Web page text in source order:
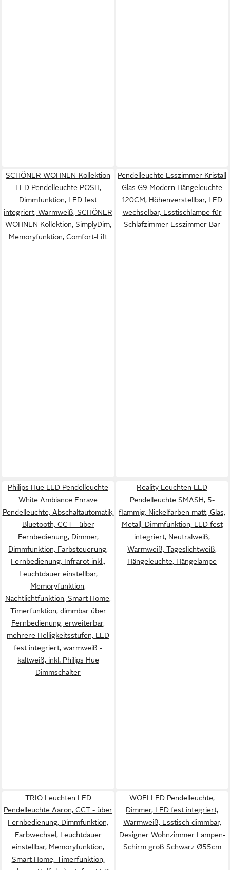
SCHÖNER WOHNEN-Kollektion
LED Pendelleuchte POSH,
Dimmfunktion, LED fest
integriert, Warmweiß, SCHÖNER
WOHNEN Kollektion, SimplyDim,
Memoryfunktion, Comfort-Lift
Pendelleuchte Esszimmer Kristall
Glas G9 Modern Hängeleuchte
120CM, Höhenverstellbar, LED
wechselbar, Esstischlampe für
Schlafzimmer Esszimmer Bar
Philips Hue LED Pendelleuchte
White Ambiance Enrave
Pendelleuchte, Abschaltautomatik,
Bluetooth, CCT - über
Fernbedienung, Dimmer,
Dimmfunktion, Farbsteuerung,
Fernbedienung, Infrarot inkl.,
Leuchtdauer einstellbar,
Memoryfunktion,
Nachtlichtfunktion, Smart Home,
Timerfunktion, dimmbar über
Fernbedienung, erweiterbar,
mehrere Helligkeitsstufen, LED
fest integriert, warmweiß -
kaltweiß, inkl. Philips Hue
Dimmschalter
Reality Leuchten LED
Pendelleuchte SMASH, 5-
flammig, Nickelfarben matt, Glas,
Metall, Dimmfunktion, LED fest
integriert, Neutralweiß,
Warmweiß, Tageslichtweiß,
Hängeleuchte, Hängelampe
TRIO Leuchten LED
Pendelleuchte Aaron, CCT - über
Fernbedienung, Dimmfunktion,
Farbwechsel, Leuchtdauer
einstellbar, Memoryfunktion,
Smart Home, Timerfunktion,
WOFI LED Pendelleuchte,
Dimmer, LED fest integriert,
Warmweiß, Esstisch dimmbar,
Designer Wohnzimmer Lampen-
Schirm groß Schwarz Ø55cm